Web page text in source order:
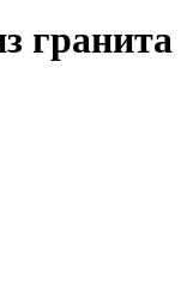
гранита